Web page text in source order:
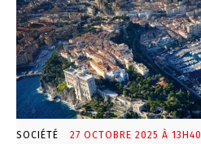
SOCIÉTÉ 27 OCTOBRE 2025 À 13H40